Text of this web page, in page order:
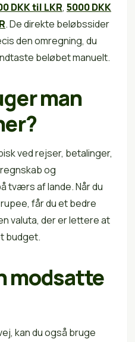
DKK til LKR, 5000 DKK
. De direkte beløbssider
den omregning, du
beløbet manuelt.
man
ved rejser, betalinger,
og
tværs af lande. Når du
får du et bedre
valuta, der er lettere at
budget.
modsatte
kan du også bruge